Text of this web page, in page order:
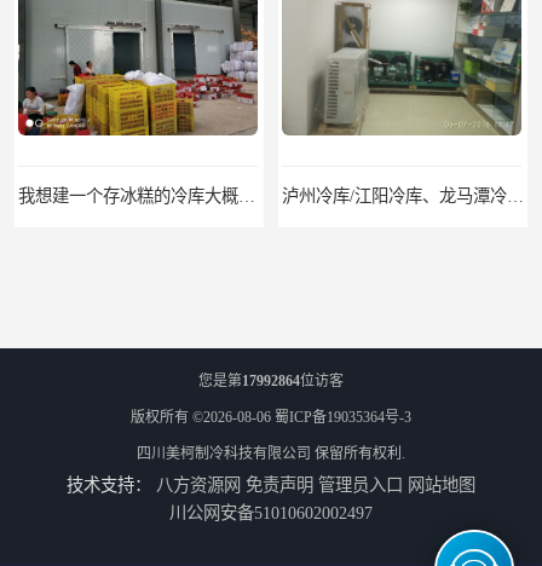
遂宁冻库/遂宁冻库价格/遂宁冻库安装
眉山冻库/东坡冷库、彭山冷库、仁寿冷库、丹棱冷库、青神冷库、洪雅冷库
您是第17992864位访客
版权所有 ©2026-08-06 蜀ICP备19035364号-3
四川美柯制冷科技有限公司 保留所有权利.
技术支持： 八方资源网 免责声明 管理员入口 网站地图
川公网安备51010602002497